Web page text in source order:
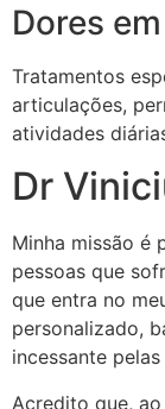
Dores
Tratamentos
articulações,
atividades
Dr
Minha missão é
pessoas que
que entra no
personalizado,
incessante
Acredito que,